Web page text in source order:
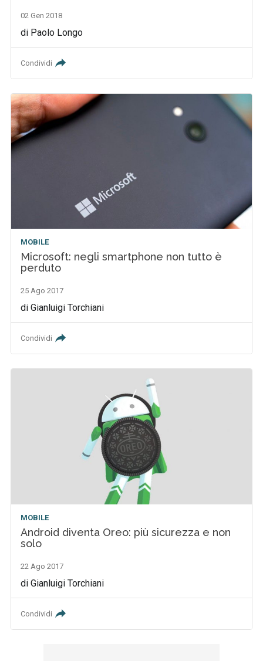
02 Gen 2018
di Paolo Longo
Condividi
MOBILE
Microsoft: negli smartphone non tutto è
perduto
25 Ago 2017
di Gianluigi Torchiani
Condividi
MOBILE
Android diventa Oreo: più sicurezza e non
solo
22 Ago 2017
di Gianluigi Torchiani
Condividi